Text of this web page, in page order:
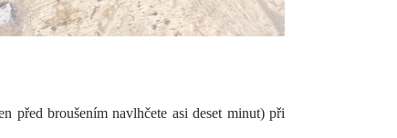
před broušením navlhčete asi deset minut) při